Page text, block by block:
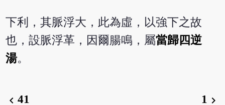
下利，其脈浮大，此為虛，以強下之故
也，設脈浮革，因爾腸鳴，屬當歸四逆
湯。
chevron_left41 1 chevron_right